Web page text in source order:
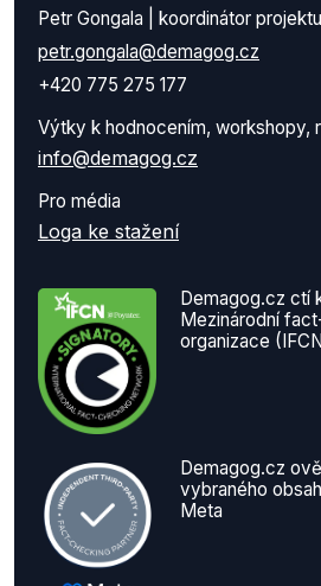
Petr Gongala | koordinátor projektu
petr.gongala@demagog.cz
+420 775 275 177
Výtky k hodnocením, workshopy,
info@demagog.cz
Pro média
Loga ke stažení
Demagog.cz ctí
Mezinárodní
organizace
Demagog.cz
vybraného
Meta